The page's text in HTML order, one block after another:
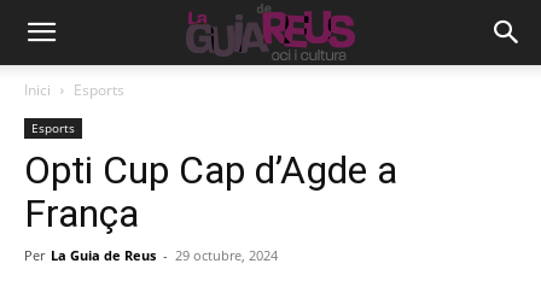
Inici Esports
Esports
Opti Cup Cap d’Agde a
França
Per La Guia de Reus - 29 octubre, 2024